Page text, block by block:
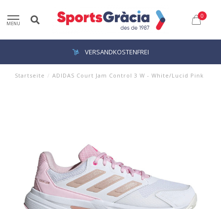
MENU
0
VERSANDKOSTENFREI
Startseite / ADIDAS Court Jam Control 3 W - White/Lucid Pink